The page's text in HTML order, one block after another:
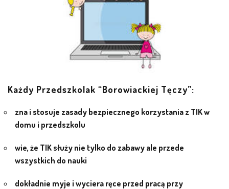
PSZCZÓŁKI – LUBIEWO
WIEWIÓRKI – LUBIEWO
WIEWIÓRKI – SUCHA
PRACOWNICY
STATUT I STANDARDY
OCHRONY MAŁOLETNICH
Każdy Przedszkolak “Borowiackiej Tęczy”:
zna i stosuje zasady bezpiecznego korzystania z TIK w
domu i przedszkolu
wie, że TIK służy nie tylko do zabawy ale przede
wszystkich do nauki
dokładnie myje i wyciera ręce przed pracą przy